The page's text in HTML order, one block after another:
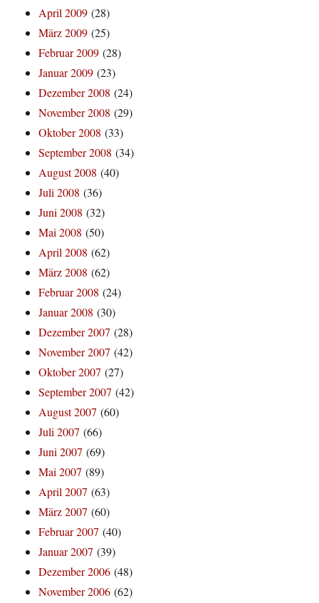
April 2009 (28)
März 2009 (25)
Februar 2009 (28)
Januar 2009 (23)
Dezember 2008 (24)
November 2008 (29)
Oktober 2008 (33)
September 2008 (34)
August 2008 (40)
Juli 2008 (36)
Juni 2008 (32)
Mai 2008 (50)
April 2008 (62)
März 2008 (62)
Februar 2008 (24)
Januar 2008 (30)
Dezember 2007 (28)
November 2007 (42)
Oktober 2007 (27)
September 2007 (42)
August 2007 (60)
Juli 2007 (66)
Juni 2007 (69)
Mai 2007 (89)
April 2007 (63)
März 2007 (60)
Februar 2007 (40)
Januar 2007 (39)
Dezember 2006 (48)
November 2006 (62)